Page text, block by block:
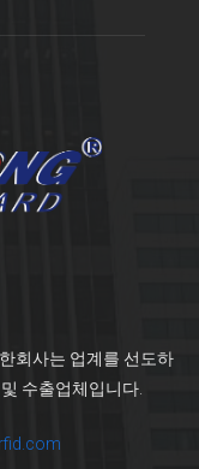
회사는 업계를 선도하
수출업체입니다.